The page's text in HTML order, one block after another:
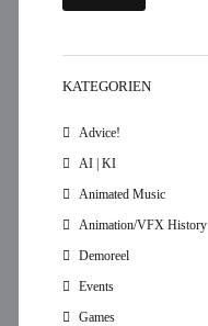
KATEGORIEN
Advice!
AI | KI
Animated Music
Animation/VFX History
Demoreel
Events
Games